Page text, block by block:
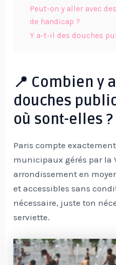
Peut-on y aller avec
de handicap ?
Y a-t-il des douches
📍 Combien y
douches
où sont-elles ?
Paris compte
municipaux gérés par la
arrondissement en
et accessibles sans
nécessaire, juste ton
serviette.